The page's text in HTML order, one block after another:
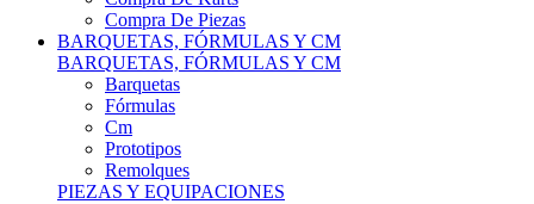
Compra De Piezas
BARQUETAS, FÓRMULAS Y CM
BARQUETAS, FÓRMULAS Y CM
Barquetas
Fórmulas
Cm
Prototipos
Remolques
PIEZAS Y EQUIPACIONES